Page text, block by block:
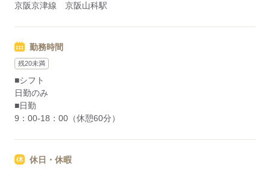
京阪京津線 京阪山科駅
勤務時間
残20未満
■シフト
日勤のみ
■日勤
9：00-18：00（休憩60分）
休日・休暇